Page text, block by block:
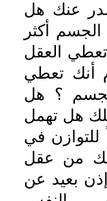
عنك هل
أكثر
العقل
أنك تعطي
؟ هل
هل تهمل
في
من عقل
بعيد عن